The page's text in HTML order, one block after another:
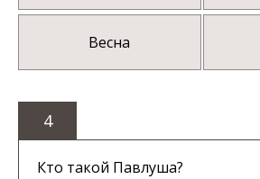
Весна
4
Кто такой Павлуша?